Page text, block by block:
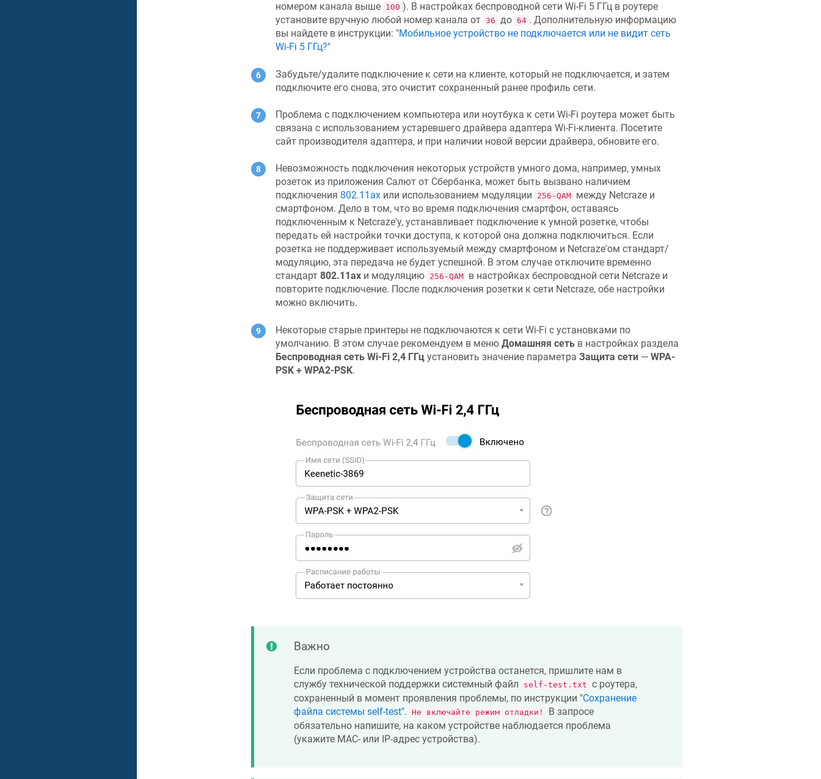
номером канала выше 100 ). В настройках беспроводной сети Wi-Fi 5 ГГц в роутере
установите вручную любой номер канала от 36 до 64 . Дополнительную информацию
вы найдете в инструкции: "Мобильное устройство не подключается или не видит сеть
Wi-Fi 5 ГГц?"
Забудьте/удалите подключение к сети на клиенте, который не подключается, и затем
подключите его снова, это очистит сохраненный ранее профиль сети.
Проблема с подключением компьютера или ноутбука к сети Wi-Fi роутера может быть
связана с использованием устаревшего драйвера адаптера Wi-Fi-клиента. Посетите
сайт производителя адаптера, и при наличии новой версии драйвера, обновите его.
Невозможность подключения некоторых устройств умного дома, например, умных
розеток из приложения Салют от Сбербанка, может быть вызвано наличием
подключения 802.11axили использованием модуляции 256-QAM между Netcrazeи
смартфоном. Дело в том, что во время подключения смартфон, оставаясь
подключенным к Netcraze'у, устанавливает подключение к умной розетке, чтобы
передать ей настройки точки доступа, к которой она должна подключиться. Если
розетка не поддерживает используемый между смартфоном и Netcraze'ом стандарт/
модуляцию, эта передача не будет успешной. В этом случае отключите временно
стандарт 802.11axи модуляцию 256-QAM в настройках беспроводной сети Netcrazeи
повторите подключение. После подключения розетки к сети Netcraze, обе настройки
можно включить.
Некоторые старые принтеры не подключаются к сети Wi-Fi с установками по
умолчанию. В этом случае рекомендуем в меню Домашняя сетьв настройках раздела
Беспроводная сеть Wi-Fi 2,4 ГГцустановить значение параметра Защита сети— WPA-
PSK + WPA2-PSK.
Важно
Если проблема с подключением устройства останется, пришлите нам в
службу технической поддержки системный файл
self-test.txt с роутера,
сохраненный в момент проявления проблемы, по инструкции "Сохранение
файла системы self-test". Не включайте режим отладки!
В запросе
обязательно напишите, на каком устройстве наблюдается проблема
(укажите MAC- или IP-адрес устройства).